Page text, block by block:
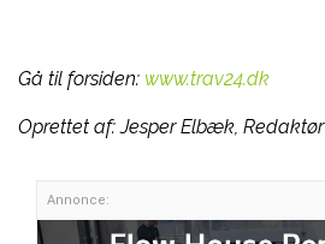
Gå til forsiden: www.trav24.dk
Oprettet af:Jesper Elbæk, Redaktør
Annonce: